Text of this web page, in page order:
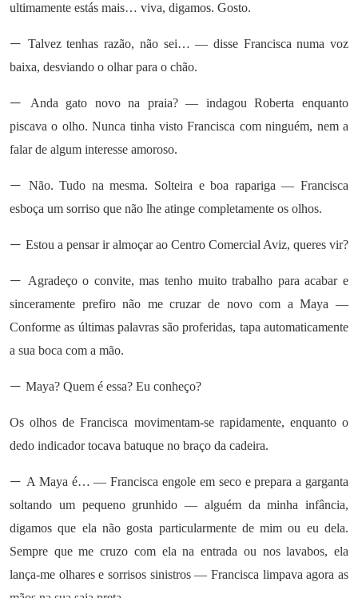
ultimamente estás mais… viva, digamos. Gosto.
— Talvez tenhas razão, não sei… — disse Francisca numa voz
baixa, desviando o olhar para o chão.
—
Anda gato novo na praia? — indagou Roberta enquanto
piscava o olho. Nunca tinha visto Francisca com ninguém, nem a
falar de algum interesse amoroso.
— Não. Tudo na mesma. Solteira e boa rapariga — Francisca
esboça um sorriso que não lhe atinge completamente os olhos.
— Estou a pensar ir almoçar ao Centro Comercial Aviz, queres vir?
— Agradeço o convite, mas tenho muito trabalho para acabar e
sinceramente prefiro não me cruzar de novo com a Maya —
Conforme as últimas palavras são proferidas, tapa automaticamente
a sua boca com a mão.
— Maya? Quem é essa? Eu conheço?
Os olhos de Francisca movimentam-se rapidamente, enquanto o
dedo indicador tocava batuque no braço da cadeira.
— A Maya é… — Francisca engole em seco e prepara a garganta
soltando um pequeno grunhido — alguém da minha infância,
digamos que ela não gosta particularmente de mim ou eu dela.
Sempre que me cruzo com ela na entrada ou nos lavabos, ela
lança-me olhares e sorrisos sinistros — Francisca limpava agora as